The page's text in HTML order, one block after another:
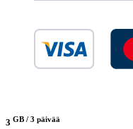
3 GB / 3 päivää